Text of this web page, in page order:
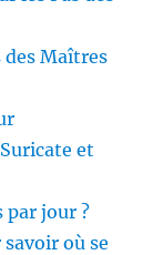
des Maîtres
et
par jour ?
où se